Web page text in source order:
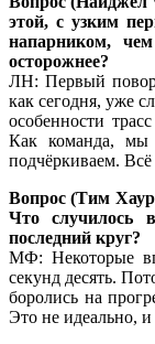
этой, с узким
напарником,
осторожнее?
ЛН: Первый
как сегодня, уже
особенности
Как команда, мы
подчёркиваем.
Вопрос (Тим
Что случилось
последний круг?
МФ: Некоторые
секунд десять.
боролись на
Это не идеально,